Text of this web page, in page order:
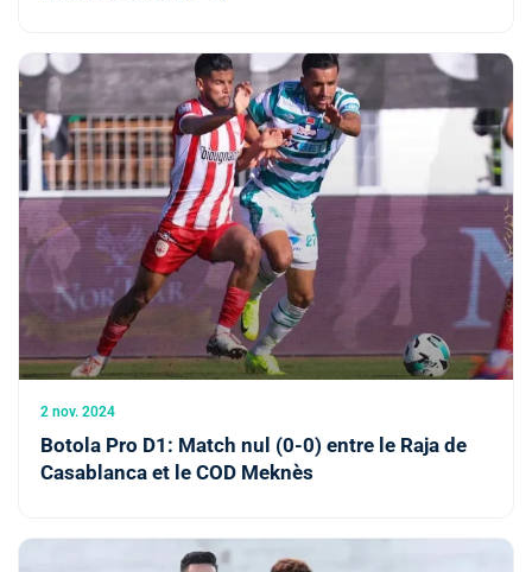
2 nov. 2024
Botola Pro D1: Match nul (0-0) entre le Raja de
Casablanca et le COD Meknès